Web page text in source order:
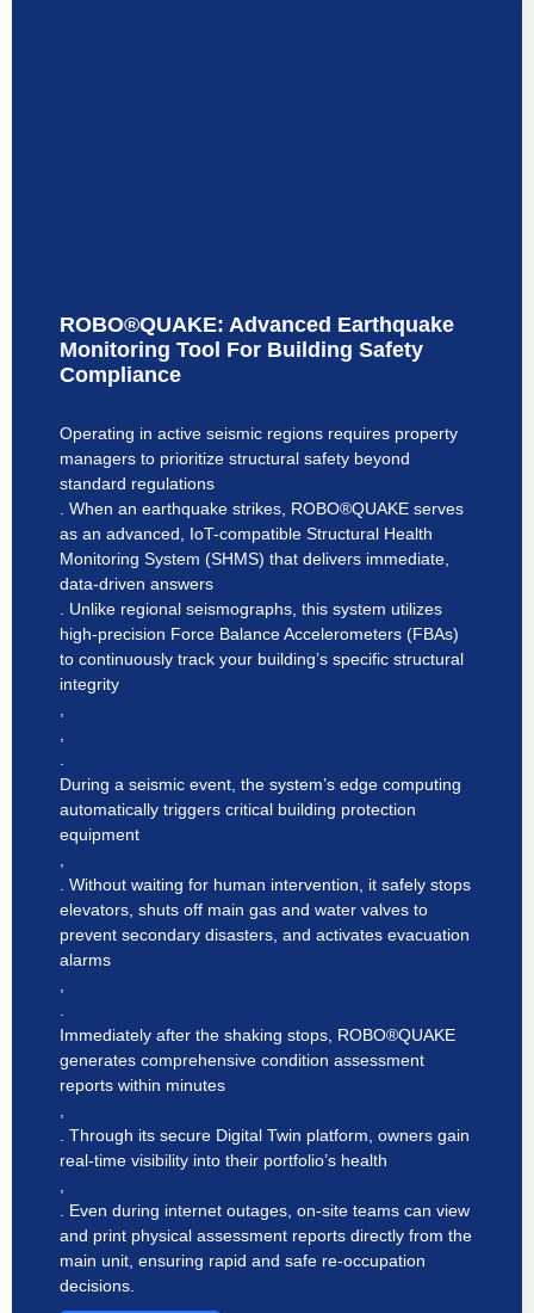
ROBO®QUAKE: Advanced Earthquake
Monitoring Tool For Building Safety
Compliance
Operating in active seismic regions requires property
managers to prioritize structural safety beyond
standard regulations
. When an earthquake strikes, ROBO®QUAKE serves
as an advanced, IoT-compatible Structural Health
Monitoring System (SHMS) that delivers immediate,
data-driven answers
. Unlike regional seismographs, this system utilizes
high-precision Force Balance Accelerometers (FBAs)
to continuously track your building’s specific structural
integrity
,
,
.
During a seismic event, the system’s edge computing
automatically triggers critical building protection
equipment
,
. Without waiting for human intervention, it safely stops
elevators, shuts off main gas and water valves to
prevent secondary disasters, and activates evacuation
alarms
,
.
Immediately after the shaking stops, ROBO®QUAKE
generates comprehensive condition assessment
reports within minutes
,
. Through its secure Digital Twin platform, owners gain
real-time visibility into their portfolio’s health
,
. Even during internet outages, on-site teams can view
and print physical assessment reports directly from the
main unit, ensuring rapid and safe re-occupation
decisions.